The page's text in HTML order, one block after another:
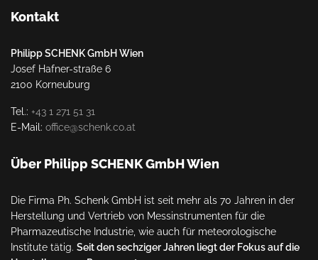
Kontakt
Philipp SCHENK GmbH Wien
Josef Hafner-straße 6
2100 Korneuburg
Tel.: +43 1 271 51 31
E-Mail: office@schenk.co.at
Über Philipp SCHENK GmbH Wien
Die Firma Ph. Schenk GmbH ist seit mehr als 70 Jahren in der
Herstellung und Vertrieb von Messinstrumenten für die
Pharmazeutische Industrie, wie auch für meteorologische
Institute tätig. Seit den sechziger Jahren liegt der Fokus auf die